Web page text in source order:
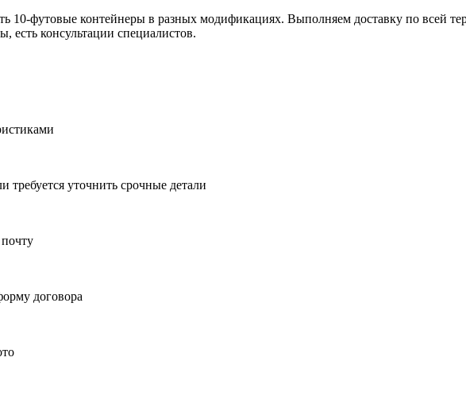
футовые контейнеры в разных модификациях. Выполняем доставку по всей
есть консультации специалистов.
уточнить срочные детали
договора